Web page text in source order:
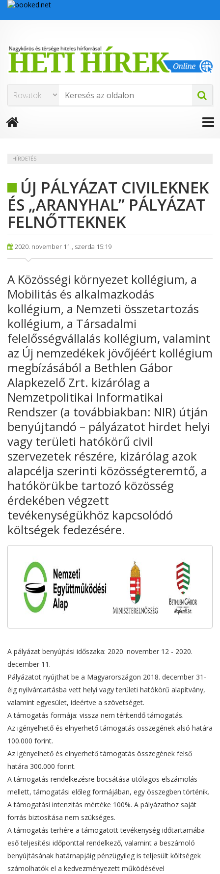
HÍRDETÉS
ÚJ PÁLYÁZAT CIVILEKNEK
ÉS „ARANYHAL” PÁLYÁZAT
FELNŐTTEKNEK
2020. november 11., szerda 15:19
A Közösségi környezet kollégium, a
Mobilitás és alkalmazkodás
kollégium, a Nemzeti összetartozás
kollégium, a Társadalmi
felelősségvállalás kollégium, valamint
az Új nemzedékek jövőjéért kollégium
megbízásából a Bethlen Gábor
Alapkezelő Zrt. kizárólag a
Nemzetpolitikai Informatikai
Rendszer (a továbbiakban: NIR) útján
benyújtandó – pályázatot hirdet helyi
vagy területi hatókörű civil
szervezetek részére, kizárólag azok
alapcélja szerinti közösségteremtő, a
hatókörükbe tartozó közösség
érdekében végzett
tevékenységükhöz kapcsolódó
költségek fedezésére.
A pályázat benyújtási időszaka: 2020. november 12 - 2020.
december 11.
Pályázatot nyújthat be a Magyarországon 2018. december 31-
éig nyilvántartásba vett helyi vagy területi hatókörű alapítvány,
valamint egyesület, ideértve a szövetséget.
A támogatás formája: vissza nem térítendő támogatás.
Az igényelhető és elnyerhető támogatás összegének alsó határa
100.000 forint.
Az igényelhető és elnyerhető támogatás összegének felső
határa 300.000 forint.
A támogatás rendelkezésre bocsátása utólagos elszámolás
mellett, támogatási előleg formájában, egy összegben történik.
A támogatási intenzitás mértéke 100%. A pályázathoz saját
forrás biztosítása nem szükséges.
A támogatás terhére a támogatott tevékenység időtartamába
eső teljesítési időponttal rendelkező, valamint a beszámoló
benyújtásának határnapjáig pénzügyileg is teljesült költségek
számolhatók el a kedvezményezett működésével